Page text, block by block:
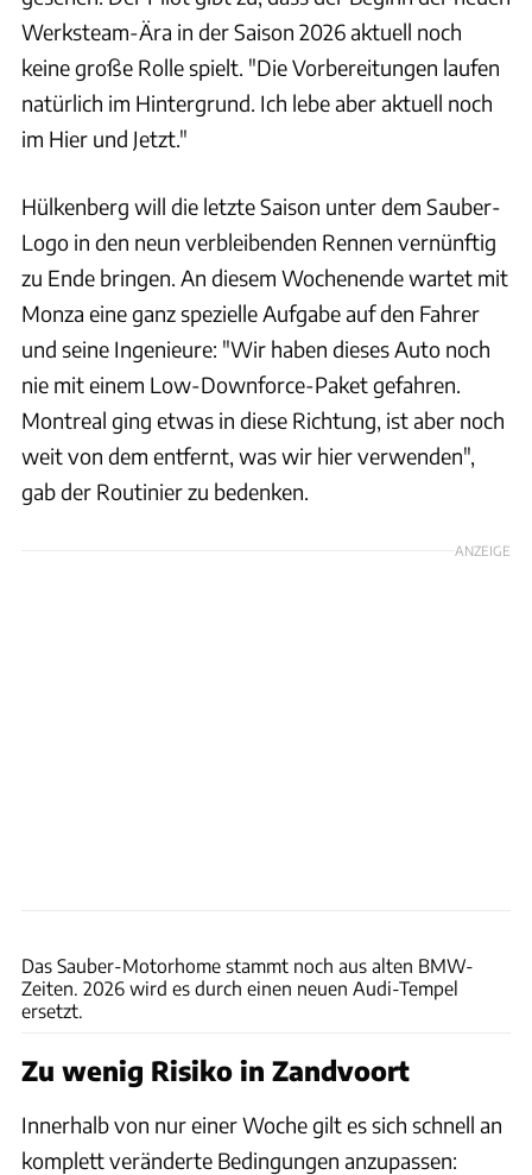
Werksteam-Ära in der Saison 2026 aktuell noch
keine große Rolle spielt. "Die Vorbereitungen laufen
natürlich im Hintergrund. Ich lebe aber aktuell noch
im Hier und Jetzt."
Hülkenberg will die letzte Saison unter dem Sauber-
Logo in den neun verbleibenden Rennen vernünftig
zu Ende bringen. An diesem Wochenende wartet mit
Monza eine ganz spezielle Aufgabe auf den Fahrer
und seine Ingenieure: "Wir haben dieses Auto noch
nie mit einem Low-Downforce-Paket gefahren.
Montreal ging etwas in diese Richtung, ist aber noch
weit von dem entfernt, was wir hier verwenden",
gab der Routinier zu bedenken.
ANZEIGE
Das Sauber-Motorhome stammt noch aus alten BMW-
Zeiten. 2026 wird es durch einen neuen Audi-Tempel
ersetzt.
Zu wenig Risiko in Zandvoort
Innerhalb von nur einer Woche gilt es sich schnell an
komplett veränderte Bedingungen anzupassen: